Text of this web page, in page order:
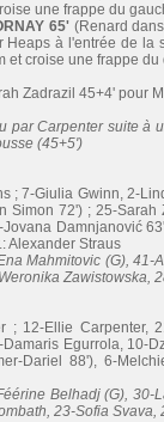
une frappe du
65'(Renard
Heaps à l'entrée de la
et croise une frappe du
Zadrazil 45+4' pour
par Carpenter suite à
(45+5')
; 7-Giulia Gwinn, 2-
Simon 72') ; 25-
Damnjanović
Alexander Straus
Mahmitovic (G), 41-
Zawistowska,
; 12-Ellie Carpenter,
Damaris Egurrola, 10-
Dariel 88'), 6-
Belhadj (G), 30-
23-Sofia